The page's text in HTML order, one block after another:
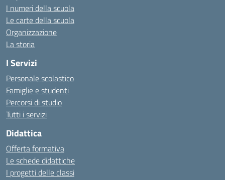
I numeri della scuola
Le carte della scuola
Organizzazione
La storia
I Servizi
Personale scolastico
Famiglie e studenti
Percorsi di studio
Tutti i servizi
Didattica
Offerta formativa
Le schede didattiche
I progetti delle classi